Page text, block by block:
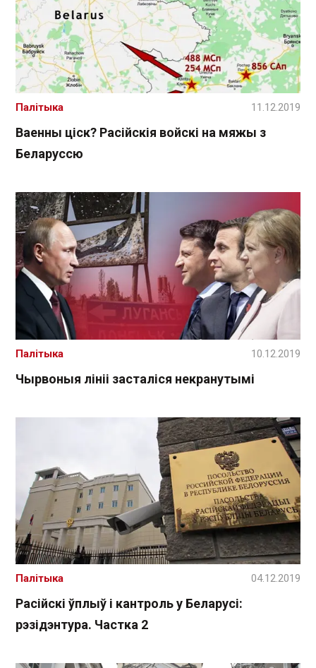
Ваенны ціск? Расійскія войскі на мяжы з
Беларуссю
Палітыка 11.12.2019
Чырвоныя лініі засталіся некранутымі
Палітыка 10.12.2019
Расійскі ўплыў і кантроль у Беларусі:
рэзідэнтура. Частка 2
Палітыка 04.12.2019